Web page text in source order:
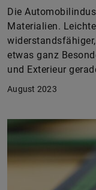
Die
Materialien.
etwas ganz
und Exterieur
August 2023